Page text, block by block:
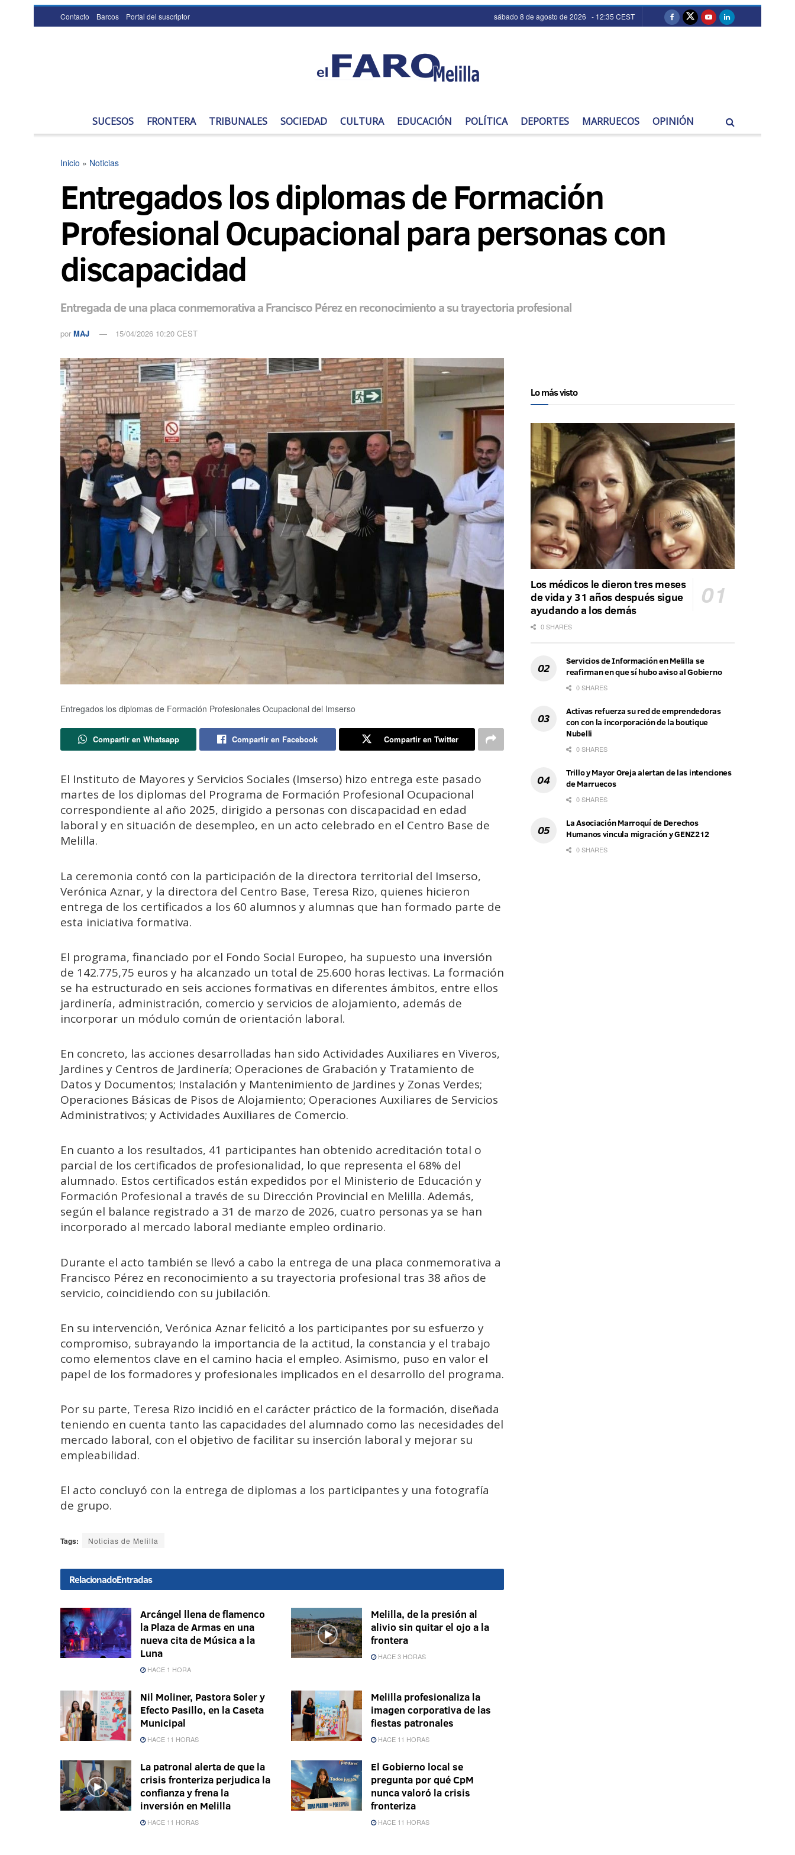
Contacto Barcos Portal del suscriptor sábado 8 de agosto de 2026 - 12:35 CEST
SUCESOS FRONTERA TRIBUNALES SOCIEDAD CULTURA EDUCACIÓN POLÍTICA DEPORTES MARRUECOS OPINIÓN
Inicio » Noticias
Entregados los diplomas de Formación
Profesional Ocupacional para personas con
discapacidad
Entregada de una placa conmemorativa a Francisco Pérez en reconocimiento a su trayectoria profesional
por MAJ 15/04/2026 10:20 CEST
Entregados los diplomas de Formación Profesionales Ocupacional del Imserso
Compartir en Whatsapp Compartir en Facebook Compartir en Twitter
El Instituto de Mayores y Servicios Sociales (Imserso) hizo entrega este pasado
martes de los diplomas del Programa de Formación Profesional Ocupacional
correspondiente al año 2025, dirigido a personas con discapacidad en edad
laboral y en situación de desempleo, en un acto celebrado en el Centro Base de
Melilla.
La ceremonia contó con la participación de la directora territorial del Imserso,
Verónica Aznar, y la directora del Centro Base, Teresa Rizo, quienes hicieron
entrega de los certificados a los 60 alumnos y alumnas que han formado parte de
esta iniciativa formativa.
El programa, financiado por el Fondo Social Europeo, ha supuesto una inversión
de 142.775,75 euros y ha alcanzado un total de 25.600 horas lectivas. La formación
se ha estructurado en seis acciones formativas en diferentes ámbitos, entre ellos
jardinería, administración, comercio y servicios de alojamiento, además de
incorporar un módulo común de orientación laboral.
En concreto, las acciones desarrolladas han sido Actividades Auxiliares en Viveros,
Jardines y Centros de Jardinería; Operaciones de Grabación y Tratamiento de
Datos y Documentos; Instalación y Mantenimiento de Jardines y Zonas Verdes;
Operaciones Básicas de Pisos de Alojamiento; Operaciones Auxiliares de Servicios
Administrativos; y Actividades Auxiliares de Comercio.
En cuanto a los resultados, 41 participantes han obtenido acreditación total o
parcial de los certificados de profesionalidad, lo que representa el 68% del
alumnado. Estos certificados están expedidos por el Ministerio de Educación y
Formación Profesional a través de su Dirección Provincial en Melilla. Además,
según el balance registrado a 31 de marzo de 2026, cuatro personas ya se han
incorporado al mercado laboral mediante empleo ordinario.
Durante el acto también se llevó a cabo la entrega de una placa conmemorativa a
Francisco Pérez en reconocimiento a su trayectoria profesional tras 38 años de
servicio, coincidiendo con su jubilación.
En su intervención, Verónica Aznar felicitó a los participantes por su esfuerzo y
compromiso, subrayando la importancia de la actitud, la constancia y el trabajo
como elementos clave en el camino hacia el empleo. Asimismo, puso en valor el
papel de los formadores y profesionales implicados en el desarrollo del programa.
Por su parte, Teresa Rizo incidió en el carácter práctico de la formación, diseñada
teniendo en cuenta tanto las capacidades del alumnado como las necesidades del
mercado laboral, con el objetivo de facilitar su inserción laboral y mejorar su
empleabilidad.
El acto concluyó con la entrega de diplomas a los participantes y una fotografía
de grupo.
Tags: Noticias de Melilla
RelacionadoEntradas
Arcángel llena de flamenco
la Plaza de Armas en una
nueva cita de Música a la
Luna
HACE 1 HORA
Melilla, de la presión al
alivio sin quitar el ojo a la
frontera
HACE 3 HORAS
Nil Moliner, Pastora Soler y
Efecto Pasillo, en la Caseta
Municipal
HACE 11 HORAS
Melilla profesionaliza la
imagen corporativa de las
fiestas patronales
HACE 11 HORAS
La patronal alerta de que la
crisis fronteriza perjudica la
confianza y frena la
inversión en Melilla
HACE 11 HORAS
El Gobierno local se
pregunta por qué CpM
nunca valoró la crisis
fronteriza
HACE 11 HORAS
Lo más visto
Los médicos le dieron tres meses
de vida y 31 años después sigue
ayudando a los demás
0 SHARES
Servicios de Información en Melilla se
reafirman en que sí hubo aviso al Gobierno
0 SHARES
Activas refuerza su red de emprendedoras
con con la incorporación de la boutique
Nubelli
0 SHARES
Trillo y Mayor Oreja alertan de las intenciones
de Marruecos
0 SHARES
La Asociación Marroquí de Derechos
Humanos vincula migración y GENZ212
0 SHARES